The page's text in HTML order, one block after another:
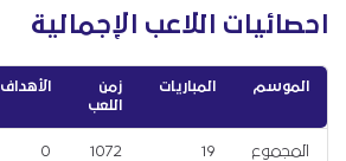
احصائيات اللاعب الإجمالية
الموسم المباريات
زمن
اللعب
الأهداف
المجموع 19
1072
0